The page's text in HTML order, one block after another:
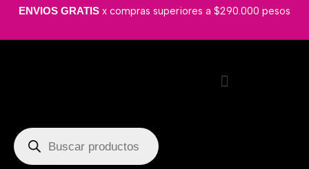
contenido
ENVIOS GRATIS x compras superiores a $290.000 pesos
de
productos
LEGGINS
PINK